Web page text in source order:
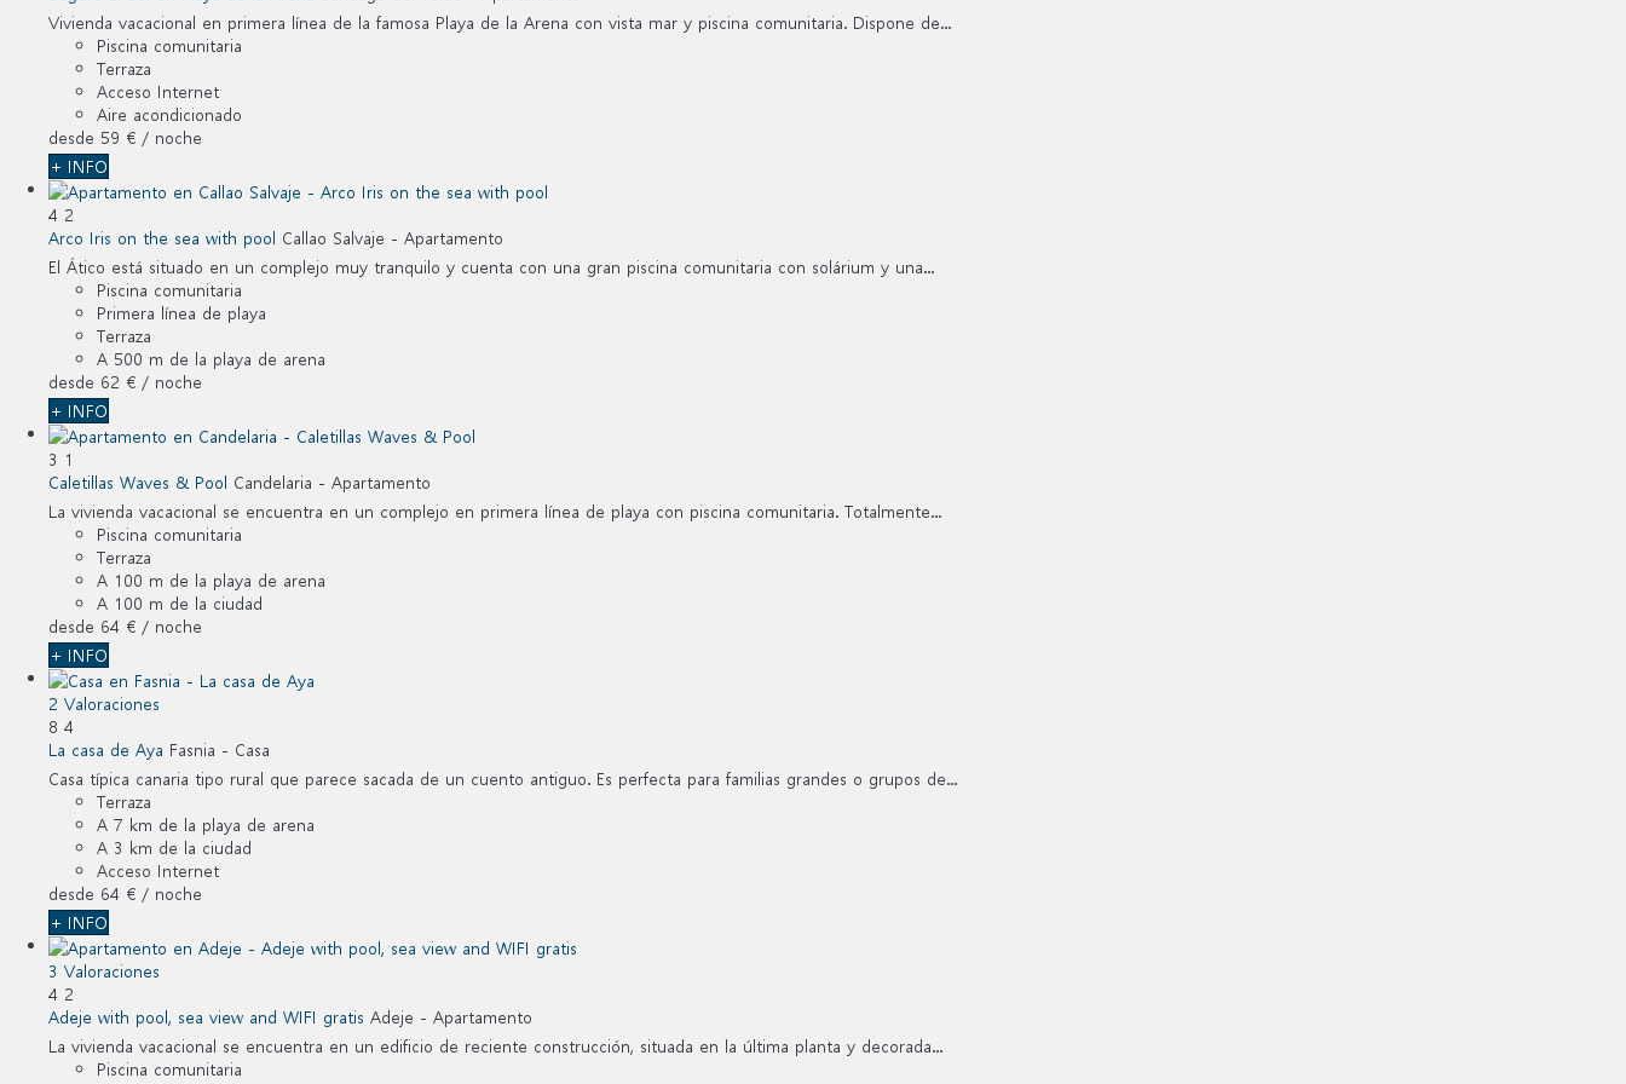
Vivienda vacacional en primera línea de la famosa Playa de la Arena con vista mar y piscina comunitaria. Dispone de...
Piscina comunitaria
Terraza
Acceso Internet
Aire acondicionado
desde 59 € / noche
+ INFO
4 2
Arco Iris on the sea with pool Callao Salvaje - Apartamento
El Ático está situado en un complejo muy tranquilo y cuenta con una gran piscina comunitaria con solárium y una...
Piscina comunitaria
Primera línea de playa
Terraza
A 500 m de la playa de arena
desde 62 € / noche
+ INFO
3 1
Caletillas Waves & Pool Candelaria - Apartamento
La vivienda vacacional se encuentra en un complejo en primera línea de playa con piscina comunitaria. Totalmente...
Piscina comunitaria
Terraza
A 100 m de la playa de arena
A 100 m de la ciudad
desde 64 € / noche
+ INFO
2 Valoraciones
8 4
La casa de Aya Fasnia - Casa
Casa típica canaria tipo rural que parece sacada de un cuento antiguo. Es perfecta para familias grandes o grupos de...
Terraza
A 7 km de la playa de arena
A 3 km de la ciudad
Acceso Internet
desde 64 € / noche
+ INFO
3 Valoraciones
4 2
Adeje with pool, sea view and WIFI gratis Adeje - Apartamento
La vivienda vacacional se encuentra en un edificio de reciente construcción, situada en la última planta y decorada...
Piscina comunitaria